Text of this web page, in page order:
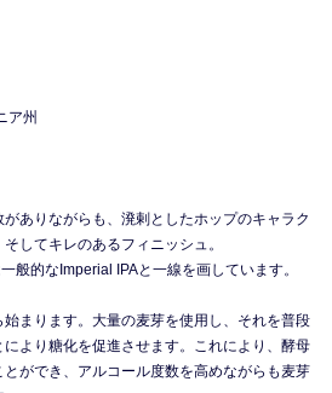
ア州
ありながらも、溌剌としたホップのキャラク
してキレのあるフィニッシュ。
般的なImperial IPAと一線を画しています。
まります。大量の麦芽を使用し、それを普段
より糖化を促進させます。これにより、酵母
ができ、アルコール度数を高めながらも麦芽